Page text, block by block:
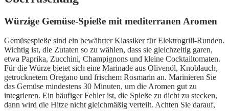
Würzige Gemüse-Spieße mit mediterranen Aromen
Gemüsespieße sind ein bewährter Klassiker für Elektrogrill-Runden.
Wichtig ist, die Zutaten so zu wählen, dass sie gleichzeitig garen,
etwa Paprika, Zucchini, Champignons und kleine Cocktailtomaten.
Für die Würze bietet sich eine Marinade aus Olivenöl, Knoblauch,
getrocknetem Oregano und frischem Rosmarin an. Marinieren Sie
das Gemüse mindestens 30 Minuten, um die Aromen gut zu
integrieren. Ein häufiger Fehler ist, die Spieße zu dicht zu stecken,
dann wird die Hitze nicht gleichmäßig verteilt. Achten Sie darauf,